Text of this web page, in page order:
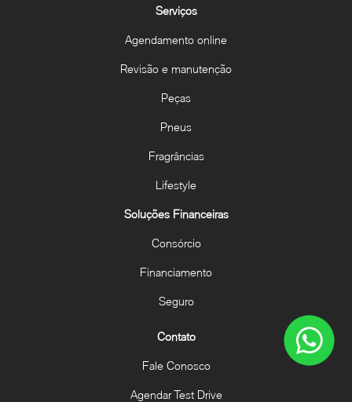
Serviços
Agendamento online
Revisão e manutenção
Peças
Pneus
Fragrâncias
Lifestyle
Soluções Financeiras
Consórcio
Financiamento
Seguro
Contato
Fale Conosco
Agendar Test Drive